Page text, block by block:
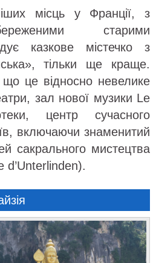
місць у Франції, з
старими
казкове містечко з
тільки ще краще.
це відносно невелике
зал нової музики Le
центр сучасного
включаючи знаменитий
сакрального мистецтва
d’Unterlinden).